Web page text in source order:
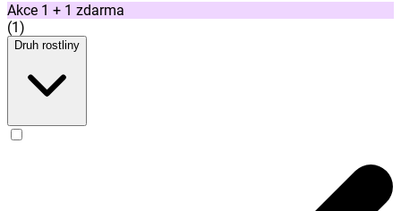
Akce 1 + 1 zdarma
(1)
Druh rostliny